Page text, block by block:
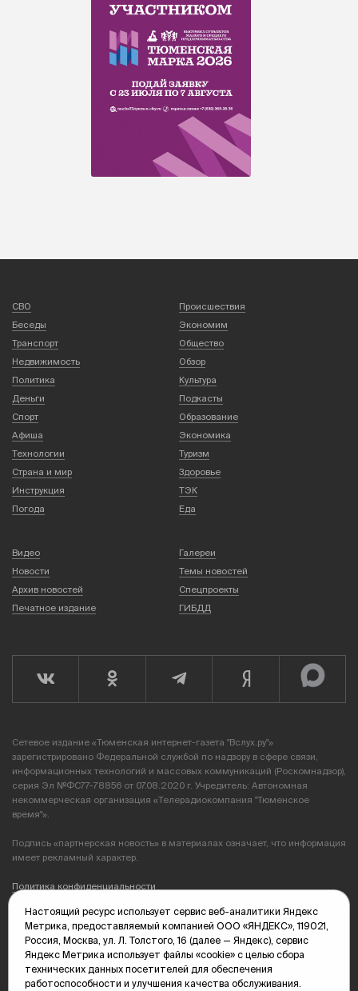
СВО
Происшествия
Беседы
Экономим
Транспорт
Общество
Недвижимость
Обзор
Политика
Культура
Деньги
Подкасты
Спорт
Образование
Афиша
Экономика
Технологии
Туризм
Страна и мир
Здоровье
Инструкция
ТЭК
Погода
Еда
Видео
Галереи
Новости
Темы новостей
Архив новостей
Спецпроекты
Печатное издание
ГИБДД
Сетевое издание «Тюменская интернет-газета "Вслух.ру"»
зарегистрировано Федеральной службой по надзору в сфере связи,
информационных технологий и массовых коммуникаций (Роскомнадзор),
серия Эл №ФС77-78856 от 07.08.2020 г. Учредитель: Автономная
некоммерческая организация «Телерадиокомпания "Тюменское
время"».
Подпись «партнерская новость» в материалах означает, что информация
имеет рекламный характер.
Политика конфиденциальности
Редакция: 625035, Тюмень, пр. Геологоразведчиков, 28А
(3452) 68-89-05
edit@vsluh.ru
Главный редактор: Панкина Т.Ю.
kika@vsluh.ru
Настоящий ресурс использует сервис веб-аналитики Яндекс
Метрика, предоставляемый компанией ООО «ЯНДЕКС», 119021,
Россия, Москва, ул. Л. Толстого, 16 (далее — Яндекс), сервис
Яндекс Метрика использует файлы «cookie» с целью сбора
технических данных посетителей для обеспечения
работоспособности и улучшения качества обслуживания.